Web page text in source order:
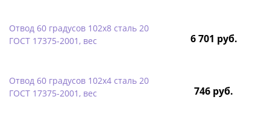
Отвод 60 градусов 102х8 сталь 20
ГОСТ 17375-2001, вес
6 701 руб.
Отвод 60 градусов 102х4 сталь 20
ГОСТ 17375-2001, вес
746 руб.